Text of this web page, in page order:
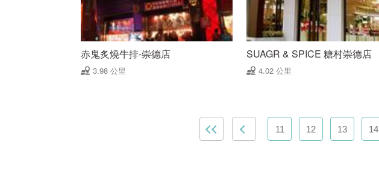
赤鬼炙燒牛排-崇德店
3.98 公里
SUAGR & SPICE 糖村崇德店
4.02 公里
11 12 13 14